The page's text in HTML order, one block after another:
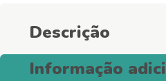
Descrição
Informação